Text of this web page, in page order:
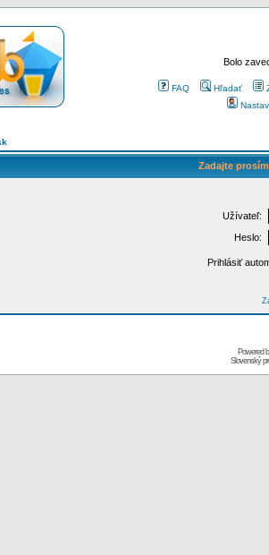
Bolo
FAQ Hľadať
Zadajte
Užívateľ:
Heslo:
Prihlásiť
Powered
Slovenský